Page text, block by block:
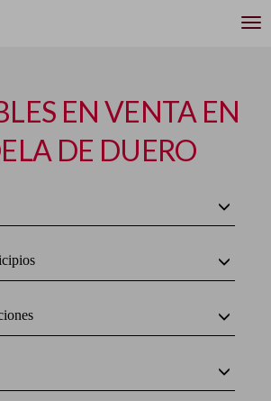
EN VENTA EN
DE DUERO